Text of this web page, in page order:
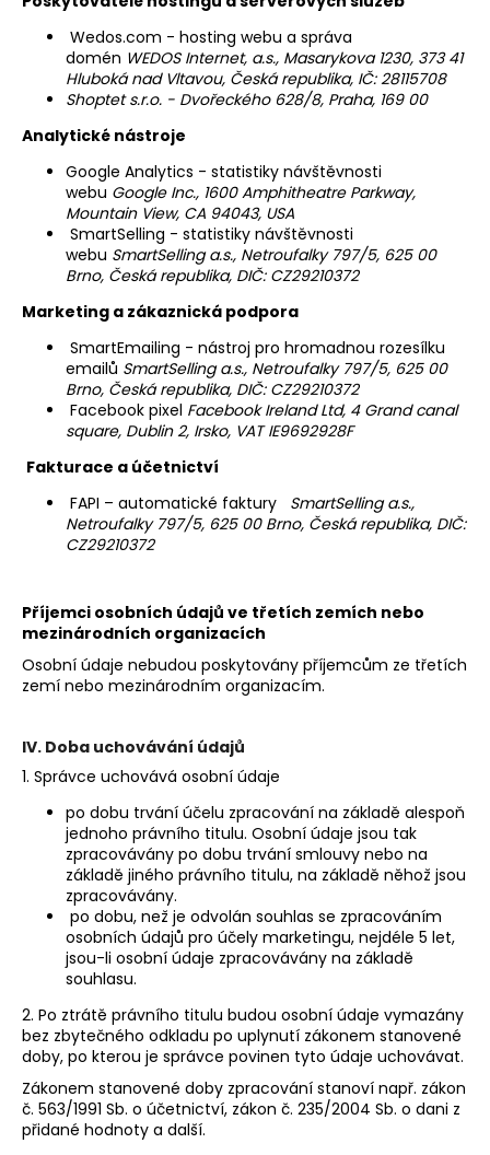
Wedos.com - hosting webu a správa
domén WEDOS Internet, a.s., Masarykova 1230, 373 41
Hluboká nad Vltavou, Česká republika, IČ: 28115708
Shoptet s.r.o. - Dvořeckého 628/8, Praha, 169 00
Analytické nástroje
Google Analytics - statistiky návštěvnosti
webu Google Inc., 1600 Amphitheatre Parkway,
Mountain View, CA 94043, USA
SmartSelling - statistiky návštěvnosti
webu SmartSelling a.s., Netroufalky 797/5, 625 00
Brno, Česká republika, DIČ: CZ29210372
Marketing a zákaznická podpora
SmartEmailing - nástroj pro hromadnou rozesílku
emailů SmartSelling a.s., Netroufalky 797/5, 625 00
Brno, Česká republika, DIČ: CZ29210372
Facebook pixel Facebook Ireland Ltd, 4 Grand canal
square, Dublin 2, Irsko, VAT IE9692928F
Fakturace a účetnictví
FAPI – automatické faktury
SmartSelling a.s.,
Netroufalky 797/5, 625 00 Brno, Česká republika, DIČ:
CZ29210372
Příjemci osobních údajů ve třetích zemích nebo
mezinárodních organizacích
Osobní údaje nebudou poskytovány příjemcům ze třetích
zemí nebo mezinárodním organizacím.
IV. Doba uchovávání údajů
1. Správce uchovává osobní údaje
po dobu trvání účelu zpracování na základě alespoň
jednoho právního titulu. Osobní údaje jsou tak
zpracovávány po dobu trvání smlouvy nebo na
základě jiného právního titulu, na základě něhož jsou
zpracovávány.
po dobu, než je odvolán souhlas se zpracováním
osobních údajů pro účely marketingu, nejdéle 5 let,
jsou-li osobní údaje zpracovávány na základě
souhlasu.
2. Po ztrátě právního titulu budou osobní údaje vymazány
bez zbytečného odkladu po uplynutí zákonem stanovené
doby, po kterou je správce povinen tyto údaje uchovávat.
Zákonem stanovené doby zpracování stanoví např. zákon
č. 563/1991 Sb. o účetnictví, zákon č. 235/2004 Sb. o dani z
přidané hodnoty a další.